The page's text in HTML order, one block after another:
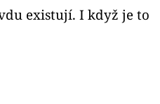
existují. I když je to